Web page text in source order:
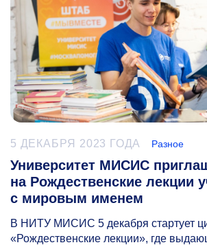
5 ДЕКАБРЯ 2023 ГОДА Разное
Университет МИСИС
на Рождественские лекции
с мировым именем
В НИТУ МИСИС 5 декабря стартует
«Рождественские лекции», где